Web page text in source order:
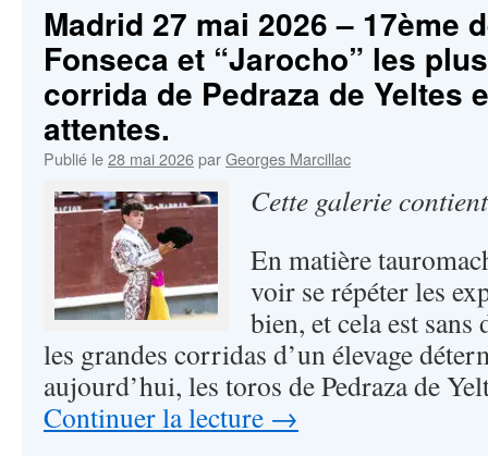
Madrid 27 mai 2026 – 17ème
Fonseca et “Jarocho” les
corrida de Pedraza de Yeltes
attentes.
Publié le28 mai 2026parGeorges Marcillac
Cette galerie
En matière
voir se répéter les
bien, et cela est
les grandes corridas d’un élevage
aujourd’hui, les toros de Pedraza de
Continuer la lecture →